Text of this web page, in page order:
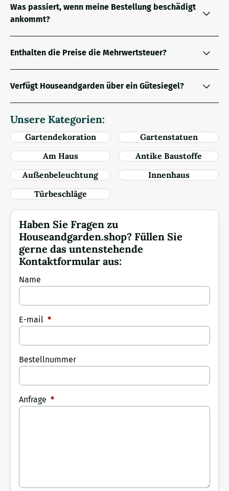
Was passiert, wenn meine Bestellung beschädigt
ankommt?
Enthalten die Preise die Mehrwertsteuer?
Verfügt Houseandgarden über ein Gütesiegel?
Unsere Kategorien:
Gartendekoration
Gartenstatuen
Am Haus
Antike Baustoffe
Außenbeleuchtung
Innenhaus
Türbeschläge
Haben Sie Fragen zu
Houseandgarden.shop? Füllen Sie
gerne das untenstehende
Kontaktformular aus:
Name
E-mail *
Bestellnummer
Anfrage *